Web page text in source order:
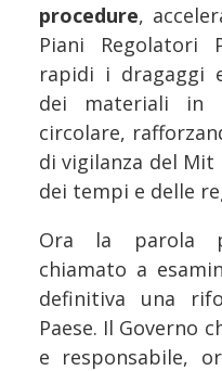
procedure,
Piani Regolatori
rapidi i dragaggi
dei materiali in
circolare,
di vigilanza del
dei tempi e delle
Ora la parola
chiamato a
definitiva una
Paese. Il Governo
e responsabile,